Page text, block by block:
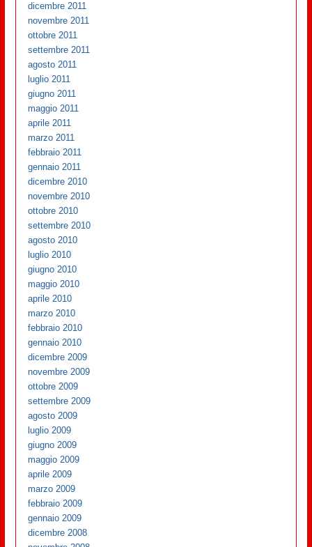
dicembre 2011
novembre 2011
ottobre 2011
settembre 2011
agosto 2011
luglio 2011
giugno 2011
maggio 2011
aprile 2011
marzo 2011
febbraio 2011
gennaio 2011
dicembre 2010
novembre 2010
ottobre 2010
settembre 2010
agosto 2010
luglio 2010
giugno 2010
maggio 2010
aprile 2010
marzo 2010
febbraio 2010
gennaio 2010
dicembre 2009
novembre 2009
ottobre 2009
settembre 2009
agosto 2009
luglio 2009
giugno 2009
maggio 2009
aprile 2009
marzo 2009
febbraio 2009
gennaio 2009
dicembre 2008